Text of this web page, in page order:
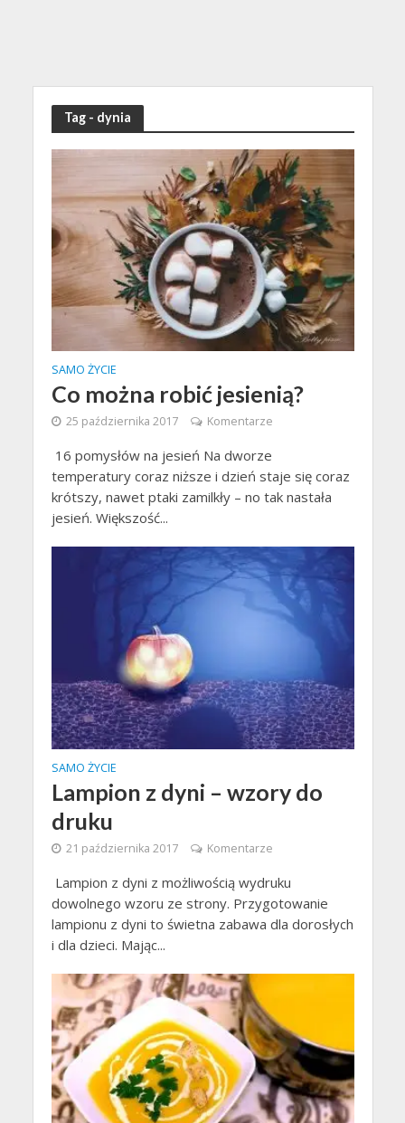
Tag - dynia
SAMO ŻYCIE
Co można robić jesienią?
25 października 2017 Komentarze
16 pomysłów na jesień Na dworze
temperatury coraz niższe i dzień staje się coraz
krótszy, nawet ptaki zamilkły – no tak nastała
jesień. Większość...
SAMO ŻYCIE
Lampion z dyni – wzory do
druku
21 października 2017 Komentarze
Lampion z dyni z możliwością wydruku
dowolnego wzoru ze strony. Przygotowanie
lampionu z dyni to świetna zabawa dla dorosłych
i dla dzieci. Mając...